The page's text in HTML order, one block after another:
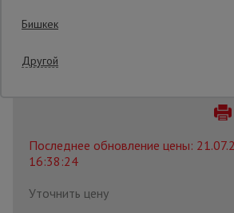
Вибротехника
Последнее обновление цены:
16:38:24
Уточнить цену
Бишкек
Другой